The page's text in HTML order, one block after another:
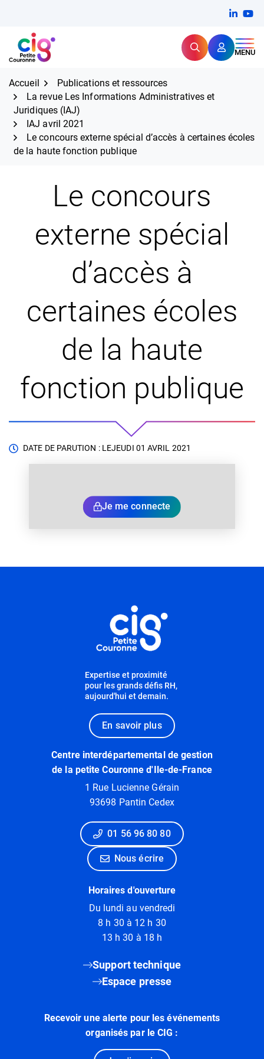
contenu
CIG Petite Couronne RechercherMENU
Expertise et proximité pour
Accueil
Publications et ressources
La revue Les Informations Administratives et
Juridiques (IAJ)
IAJ avril 2021
Le concours externe spécial d’accès à certaines écoles
de la haute fonction publique
Le concours
externe spécial
d’accès à
certaines écoles
de la haute
fonction publique
DATE DE PARUTION : LEJEUDI 01 AVRIL 2021
Je me connecte
Expertise et proximité
pour les grands défis RH,
aujourd'hui et demain.
En savoir plus
Centre interdépartemental de gestion
de la petite Couronne d'Ile-de-France
1 Rue Lucienne Gérain
93698 Pantin Cedex
01 56 96 80 80
Nous écrire
Horaires d'ouverture
Du lundi au vendredi
8 h 30 à 12 h 30
13 h 30 à 18 h
Support technique
Espace presse
Recevoir une alerte pour les événements
organisés par le CIG :